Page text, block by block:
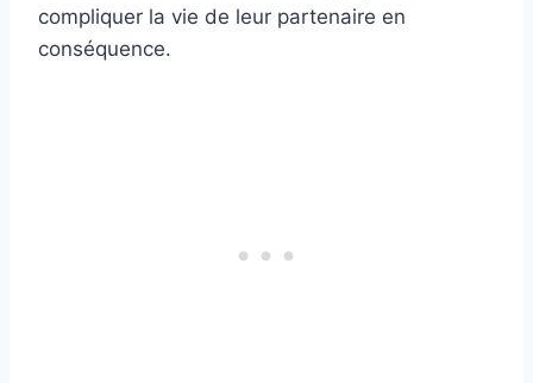
compliquer la vie de leur partenaire en
conséquence.